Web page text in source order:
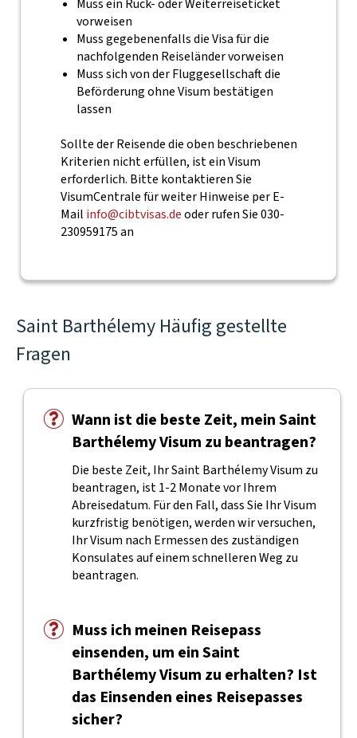
Muss ein Rück- oder Weiterreiseticket
vorweisen
Muss gegebenenfalls die Visa für die
nachfolgenden Reiseländer vorweisen
Muss sich von der Fluggesellschaft die
Beförderung ohne Visum bestätigen
lassen
Sollte der Reisende die oben beschriebenen
Kriterien nicht erfüllen, ist ein Visum
erforderlich. Bitte kontaktieren Sie
VisumCentrale für weiter Hinweise per E-
Mail info@cibtvisas.deoder rufen Sie 030-
230959175 an
Saint Barthélemy Häufig gestellte
Fragen
Wann ist die beste Zeit, mein Saint
Barthélemy Visum zu beantragen?
Die beste Zeit, Ihr Saint Barthélemy Visum zu
beantragen, ist 1-2 Monate vor Ihrem
Abreisedatum. Für den Fall, dass Sie Ihr Visum
kurzfristig benötigen, werden wir versuchen,
Ihr Visum nach Ermessen des zuständigen
Konsulates auf einem schnelleren Weg zu
beantragen.
Muss ich meinen Reisepass
einsenden, um ein Saint
Barthélemy Visum zu erhalten? Ist
das Einsenden eines Reisepasses
sicher?